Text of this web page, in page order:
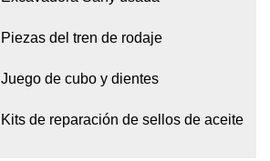
Piezas del tren de rodaje
Juego de cubo y dientes
Kits de reparación de sellos de aceite